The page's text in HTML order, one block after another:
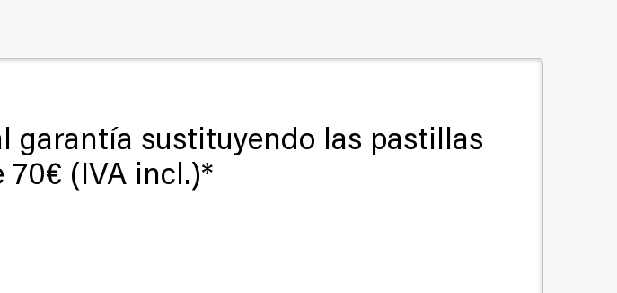
garantía sustituyendo las pastillas
70€ (IVA incl.)*